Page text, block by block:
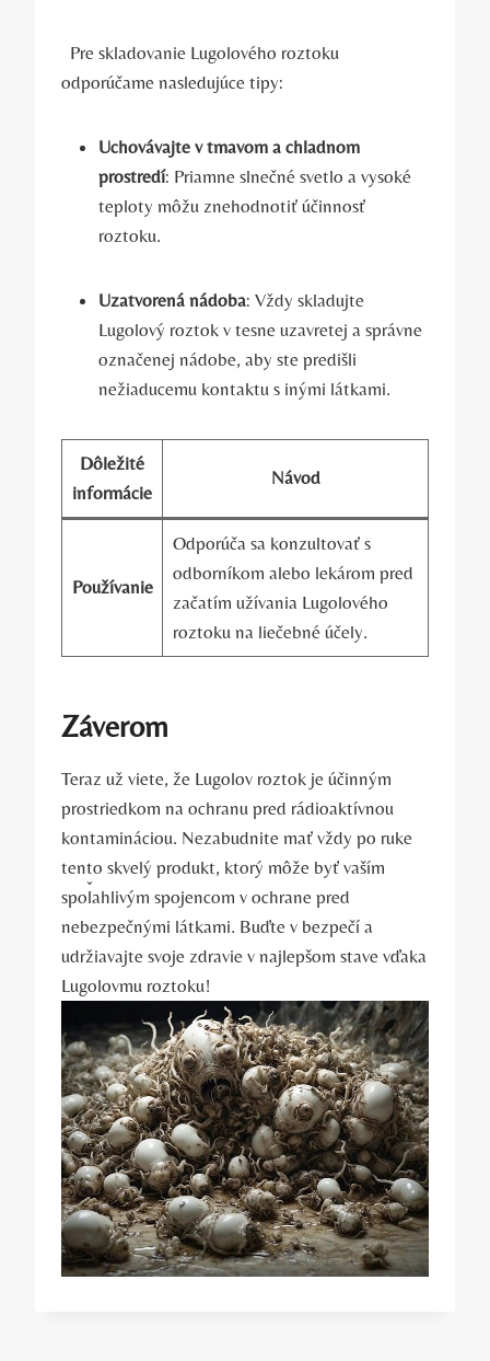
⁤ ‌ Pre skladovanie ⁣Lugolového ‍roztoku
odporúčame ​nasledujúce tipy:
Uchovávajte‌ v tmavom a chladnom
prostredí: ​Priamne ⁢slnečné svetlo a vysoké
teploty môžu‌ znehodnotiť účinnosť
roztoku.
Uzatvorená nádoba:‍ Vždy skladujte
Lugolový ‍roztok v tesne ‌uzavretej a správne
označenej ⁣nádobe, ​aby ste predišli
nežiaducemu kontaktu s inými látkami.
Dôležité
informácie
Návod
Používanie
Odporúča sa konzultovať s
odborníkom alebo⁣ lekárom⁤ pred
začatím užívania Lugolového
⁢roztoku na liečebné účely.
Záverom
Teraz už ‍viete, že Lugolov roztok je účinným
prostriedkom na‌ ochranu pred rádioaktívnou⁢
kontamináciou. Nezabudnite mať vždy po ruke
tento skvelý produkt, ktorý ​môže byť vaším
spoľahlivým spojencom v ochrane pred
nebezpečnými látkami. Buďte v bezpečí a
udržiavajte svoje zdravie ⁣v najlepšom stave vďaka
Lugolovmu roztoku!